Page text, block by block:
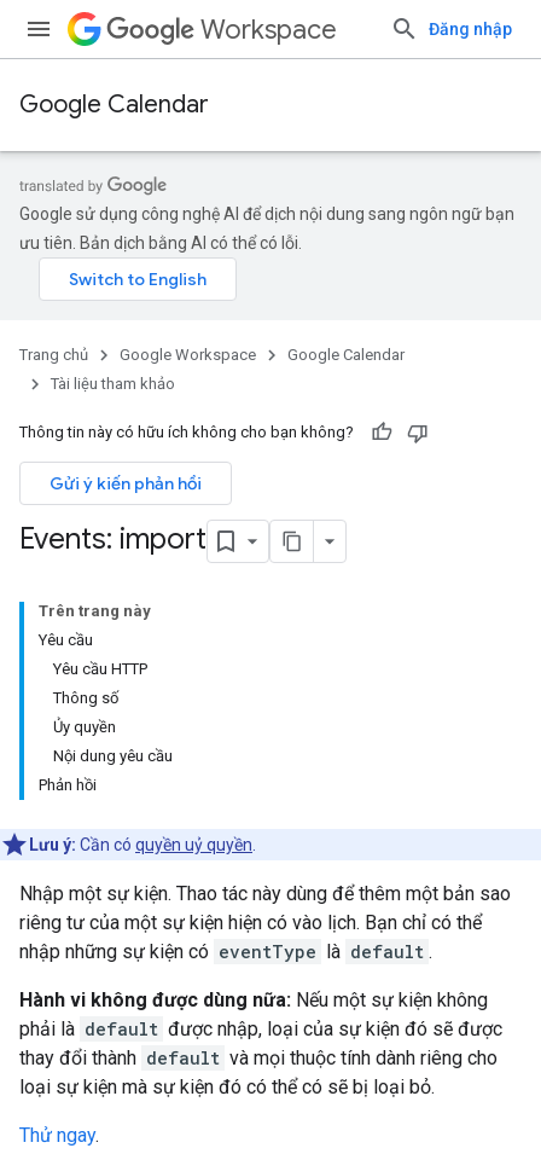
Workspace Đăng nhập
Google Calendar
Google sử dụng công nghệ AI để dịch nội dung sang ngôn ngữ bạn
ưu tiên. Bản dịch bằng AI có thể có lỗi.
Trang chủ Google Workspace
Google Calendar
Tài liệu tham khảo
Thông tin này có hữu ích không cho bạn không?
Gửi ý kiến phản hồi
Events: import
Trên trang này
Yêu cầu
Yêu cầu HTTP
Thông số
Ủy quyền
Nội dung yêu cầu
Phản hồi
Lưu ý: Cần có quyền uỷ quyền
Nhập một sự kiện. Thao tác này dùng để thêm một bản sao
riêng tư của một sự kiện hiện có vào lịch. Bạn chỉ có thể
nhập những sự kiện có eventType là default .
Hành vi không được dùng nữa: Nếu một sự kiện không
phải là default được nhập, loại của sự kiện đó sẽ được
thay đổi thành default và mọi thuộc tính dành riêng cho
loại sự kiện mà sự kiện đó có thể có sẽ bị loại bỏ.
Thử ngay.